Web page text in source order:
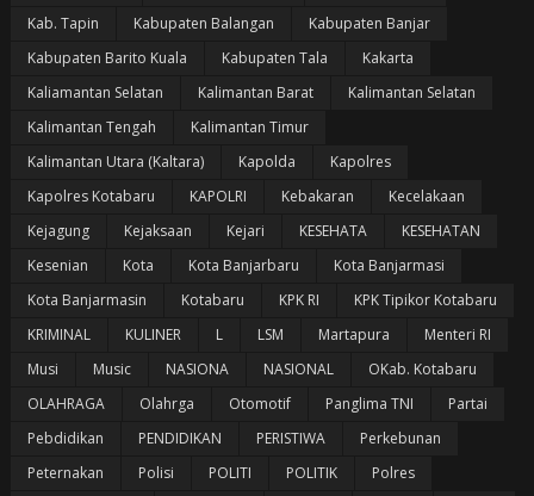
Kab. Tapin
Kabupaten Balangan
Kabupaten Banjar
Kabupaten Barito Kuala
Kabupaten Tala
Kakarta
Kaliamantan Selatan
Kalimantan Barat
Kalimantan Selatan
Kalimantan Tengah
Kalimantan Timur
Kalimantan Utara (Kaltara)
Kapolda
Kapolres
Kapolres Kotabaru
KAPOLRI Kebakaran
Kecelakaan
Kejagung
Kejaksaan Kejari KESEHATA
KESEHATAN
Kesenian
Kota Kota Banjarbaru
Kota Banjarmasi
Kota Banjarmasin
Kotabaru KPK RI
KPK Tipikor Kotabaru
KRIMINAL
KULINER L LSM Martapura
Menteri RI
Musi
Music NASIONA NASIONAL
OKab. Kotabaru
OLAHRAGA
Olahrga Otomotif Panglima TNI
Partai
Pebdidikan
PENDIDIKAN PERISTIWA
Perkebunan
Peternakan
Polisi POLITI POLITIK
Polres